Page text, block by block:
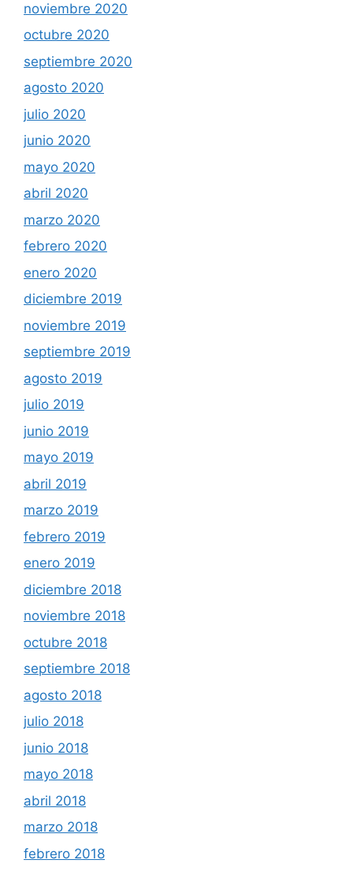
noviembre 2020
octubre 2020
septiembre 2020
agosto 2020
julio 2020
junio 2020
mayo 2020
abril 2020
marzo 2020
febrero 2020
enero 2020
diciembre 2019
noviembre 2019
septiembre 2019
agosto 2019
julio 2019
junio 2019
mayo 2019
abril 2019
marzo 2019
febrero 2019
enero 2019
diciembre 2018
noviembre 2018
octubre 2018
septiembre 2018
agosto 2018
julio 2018
junio 2018
mayo 2018
abril 2018
marzo 2018
febrero 2018